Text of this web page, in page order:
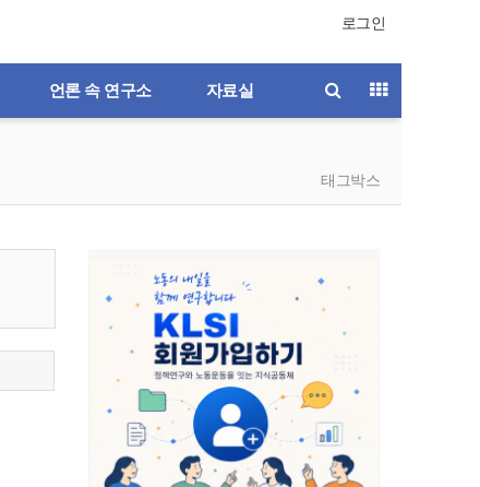
로그인
언론 속 연구소 자료실
태그박스